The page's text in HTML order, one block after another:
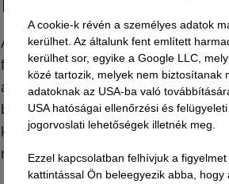
A STRABAG Magyarország a
fenntartható megoldásokat kínál,
alkalmazásával. Szakértői
biztonságos kivitelezést a speciális
környezetvédelmi létesítmények
rendelkezik, megfelelve a szigorú
A cookie-k révén a személyes adatok
kerülhet. Az általunk fent említett
kerülhet sor, egyike a Google LLC,
közé tartozik, melyek nem biztosítanak
adatoknak az USA-ba való
USA hatóságai ellenőrzési és
jogorvoslati lehetőségek illetnék meg.
Ezzel kapcsolatban felhívjuk a
kattintással Ön beleegyezik abba,